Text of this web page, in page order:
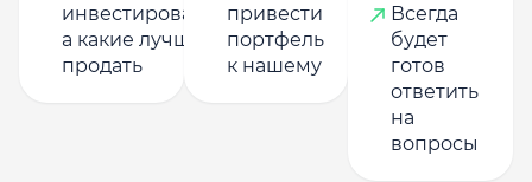
инвестировать,
а какие лучше
продать
привести
портфель
к нашему
Всегда
будет
готов
ответить
на
вопросы